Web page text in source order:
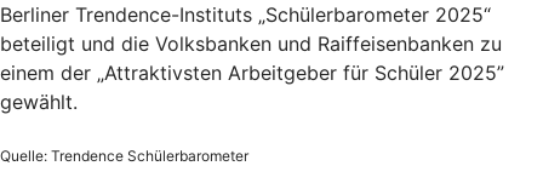
Berliner Trendence-Instituts „Schülerbarometer 2025“
beteiligt und die Volksbanken und Raiffeisenbanken zu
einem der „Attraktivsten Arbeitgeber für Schüler 2025”
gewählt.
Quelle: Trendence Schülerbarometer